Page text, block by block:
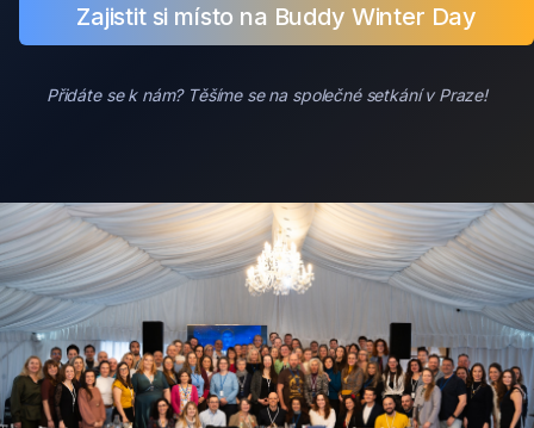
Zajistit si místo na Buddy Winter Day
Přidáte se k nám? Těšíme se na společné setkání v Praze!